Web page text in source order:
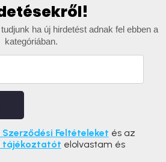
ha új hirdetést adnak fel ebben a
kategóriában.
Feltételeket és az
tájékoztatót elolvastam és